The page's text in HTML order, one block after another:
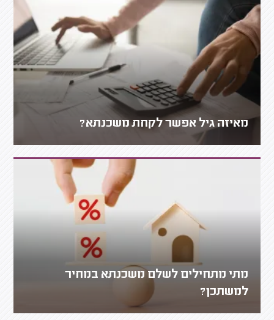
מאיזה גיל אפשר לקחת משכנתא?
מתי מתחילים לשלם משכנתא במחיר
למשתכן?